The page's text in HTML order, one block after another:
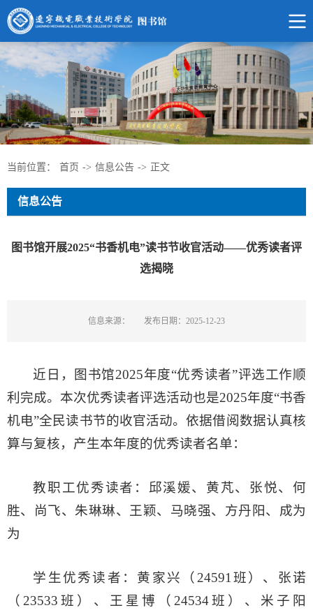
当前位置： 首页 -> 信息公告 -> 正文
信息公告
图书馆开展2025“书香机电”读书节收官活动——优秀读者评
选揭晓
信息来源： 发布日期：2025-12-23
近日，图书馆2025年度“优秀读者”评选工作顺
利完成。本次优秀读者评选活动也是2025年度“书香
机电”全民读书节的收官活动。依据借阅数据认真核
算与复核，产生本年度的优秀读者名单：
教职工优秀读者：邱溪媛、黄芃、张悦、何
胜、尚飞、朱琳琳、王颖、马晓强、方丹阳、成为
为
学生优秀读者：黄家兴（24591班）、张诺
（23533班）、王星博（24534班）、米子阳